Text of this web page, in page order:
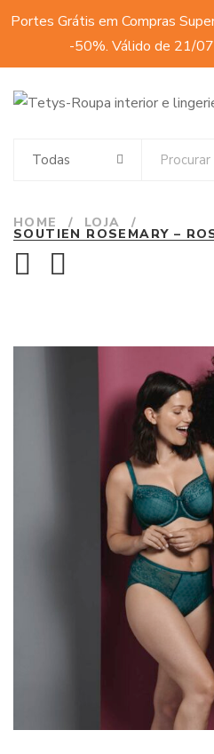
Portes Grátis em Compras
-50%. Válido de 21/
Todas
HOME / LOJA /
SOUTIEN ROSEMARY –